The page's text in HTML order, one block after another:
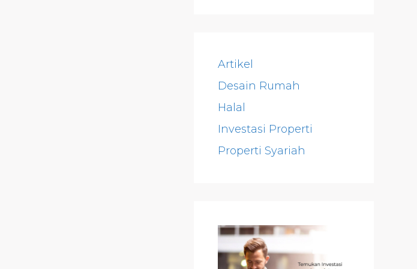
Artikel
Desain Rumah
Halal
Investasi Properti
Properti Syariah